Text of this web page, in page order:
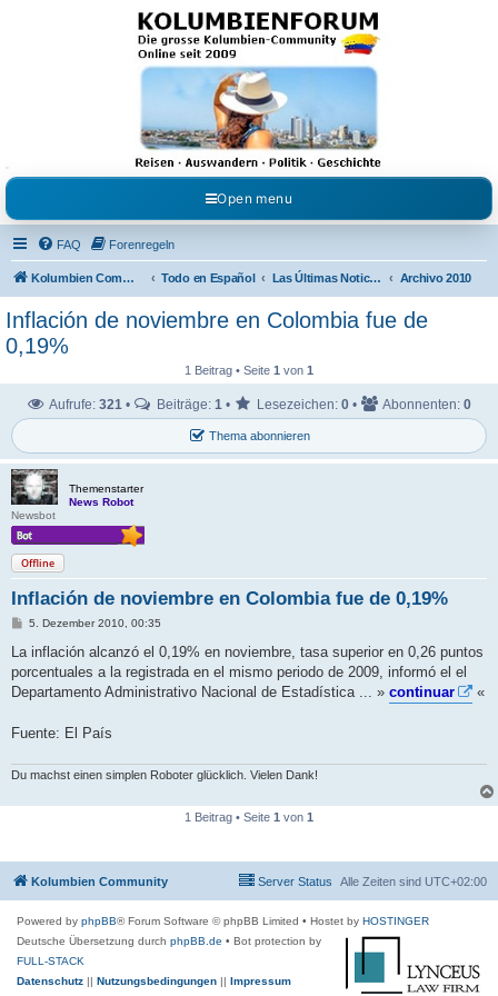
Kolumbienforum - Das
grosse Forum der
Freunde Kolumbiens
Reisen, Auswandern, Kultur, Politik, Geschichte und Visum in Kolumbien und Venezuela.
Austausch, Erfahrungen und Gemeinschaft im Kolumbienforum
Open menu
FAQ Forenregeln
Kolumbien Community Todo en Español Las Últimas Noticias en Español Archivo 2010
Inflación de noviembre en Colombia fue de
0,19%
1 Beitrag • Seite 1 von 1
Thema abonnieren
Aufrufe: 321 • Beiträge: 1 • Lesezeichen: 0 • Abonnenten: 0
Themenstarter
News Robot
Newsbot
Offline
Inflación de noviembre en Colombia fue de 0,19%
B
i
r
a
g
5. Dezember 2010, 00:35
La inflación alcanzó el 0,19% en noviembre, tasa superior en 0,26 puntos
porcentuales a la registrada en el mismo periodo de 2009, informó el el
Departamento Administrativo Nacional de Estadística ... » continuar «
Fuente: El País
Du machst einen simplen Roboter glücklich. Vielen Dank!
1 Beitrag • Seite 1 von 1
Kolumbien Community Alle Zeiten sind UTC+02:00
Server Status
Powered by phpBB® Forum Software © phpBB Limited • Hostet by HOSTINGER
Deutsche Übersetzung durch phpBB.de • Bot protection by
FULL-STACK
Datenschutz || Nutzungsbedingungen || Impressum